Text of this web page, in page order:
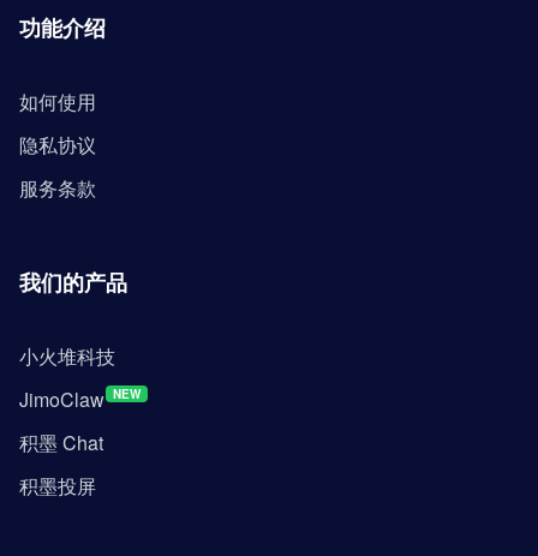
功能介绍
如何使用
隐私协议
服务条款
我们的产品
小火堆科技
JimoClaw NEW
积墨 Chat
积墨投屏